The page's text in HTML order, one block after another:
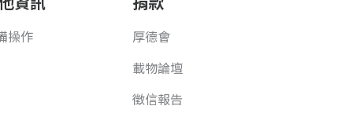
操作
厚德會
載物論壇
徵信報告